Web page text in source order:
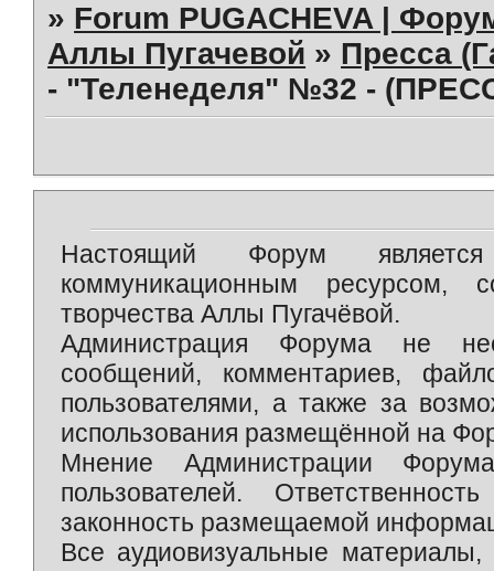
» Forum PUGACHEVA |
Аллы Пугачевой » Пресса
- "Теленеделя" №32 -
Настоящий Форум является
коммуникационным ресурсом,
творчества Аллы Пугачёвой.
Администрация Форума не
сообщений, комментариев,
пользователями, а также за
использования размещённой на
Мнение Администрации
пользователей.
законность размещаемой
Все аудиовизуальные